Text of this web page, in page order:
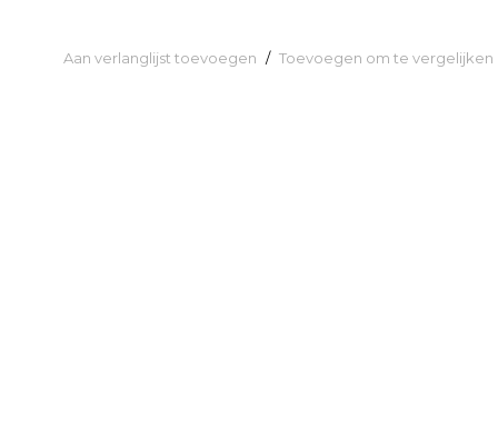
Aan verlanglijst toevoegen / Toevoegen om te vergelijken